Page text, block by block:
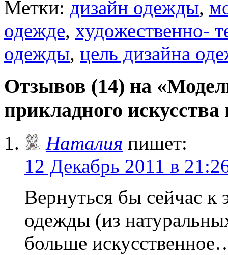
Метки: дизайн одежды,
одежде, художественно-
одежды, цель дизайна
Отзывов (14) на
прикладного искусства
Наталия пишет:
12 Декабрь 2011 в
Вернуться бы сейчас к
одежды (из
больше